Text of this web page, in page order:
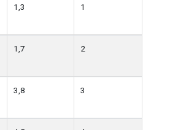
1,3 1
1,7 2
3,8 3